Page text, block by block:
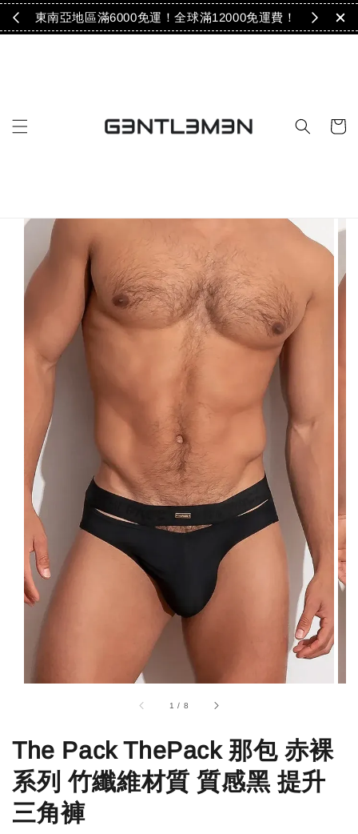
！ 東南亞地區滿6000免運！全球滿12000免運費！
1 / 8
The Pack ThePack 那包 赤裸
系列 竹纖維材質 質感黑 提升
三角褲